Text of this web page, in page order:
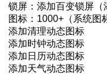
锁屏：添加百变锁屏（
图标：1000+（系统图
添加清理动态图标
添加时钟动态图标
添加日历动态图标
添加天气动态图标